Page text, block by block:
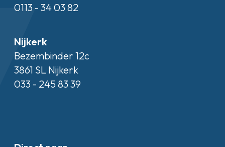
0113 - 34 03 82
Nijkerk
Bezembinder 12c
3861 SL Nijkerk
033 - 245 83 39